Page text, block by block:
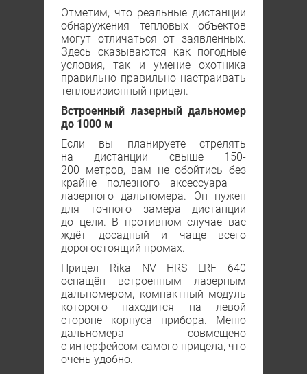
Отметим, что реальные дистанции
обнаружения тепловых объектов
могут отличаться от заявленных.
Здесь сказываются как погодные
условия, так и умение охотника
правильно правильно настраивать
тепловизионный прицел.
Встроенный лазерный дальномер
до 1000 м
Если вы планируете стрелять
на дистанции свыше 150-
200 метров, вам не обойтись без
крайне полезного аксессуара —
лазерного дальномера. Он нужен
для точного замера дистанции
до цели. В противном случае вас
ждёт досадный и чаще всего
дорогостоящий промах.
Прицел Rika NV HRS LRF 640
оснащён встроенным лазерным
дальномером, компактный модуль
которого находится на левой
стороне корпуса прибора. Меню
дальномера совмещено
с интерфейсом самого прицела, что
очень удобно.